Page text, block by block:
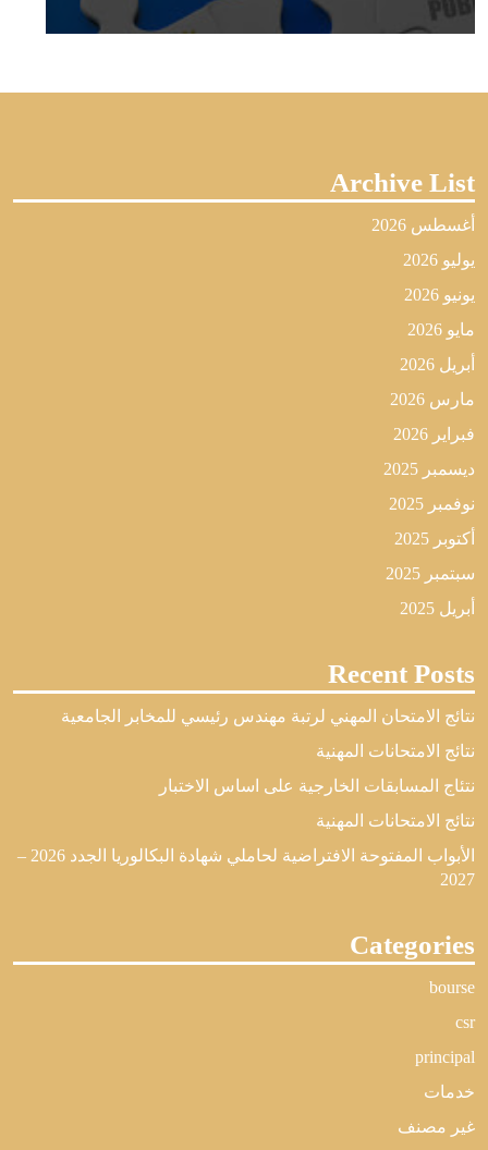
Archive List
أغسطس 2026
يوليو 2026
يونيو 2026
مايو 2026
أبريل 2026
مارس 2026
فبراير 2026
ديسمبر 2025
نوفمبر 2025
أكتوبر 2025
سبتمبر 2025
أبريل 2025
Recent Posts
نتائج الامتحان المهني لرتبة مهندس رئيسي للمخابر الجامعية
نتائج الامتحانات المهنية
نتئاج المسابقات الخارجية على اساس الاختبار
نتائج الامتحانات المهنية
الأبواب المفتوحة الافتراضية لحاملي شهادة البكالوريا الجدد 2026 –
2027
Categories
bourse
csr
principal
خدمات
غير مصنف